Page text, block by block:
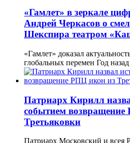
«Гамлет» в зеркале
Андрей Черкасов о
Шекспира театром
«Гамлет» доказал
глобальных перемен Год
Патриарх Кирилл
событием
Третьяковки
Патриарх Московский и всея